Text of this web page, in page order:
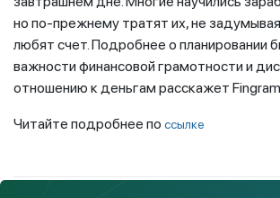
но по-прежнему тратят их, не
любят счет. Подробнее о планировании
важности финансовой грамотности и
отношению к деньгам расскажет
Читайте подробнее по ссылке